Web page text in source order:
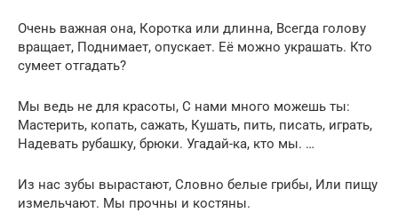
Очень важная она, Коротка или длинна, Всегда голову
вращает, Поднимает, опускает. Её можно украшать. Кто
сумеет отгадать?
Мы ведь не для красоты, С нами много можешь ты:
Мастерить, копать, сажать, Кушать, пить, писать, играть,
Надевать рубашку, брюки. Угадай-ка, кто мы. …
Из нас зубы вырастают, Словно белые грибы, Или пищу
измельчают. Мы прочны и костяны.